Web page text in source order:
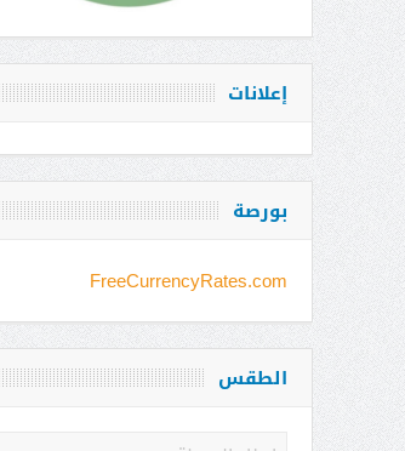
إعلانات
بورصة
FreeCurrencyRates.com
الطقس